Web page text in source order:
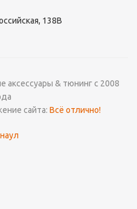
138В
аксессуары & тюнинг с 2008
сайта: Всё отлично!